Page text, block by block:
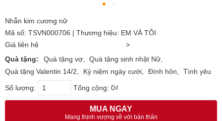
Nhẫn kim cương nữ
Mã số: TSVN000706 | Thương hiệu: EM VÀ TÔI
Giá liên hệ
>
Quà tặng:
Quà tặng vợ
Quà tặng sinh nhật Nữ
Quà tặng Valentin 14/2
Kỷ niệm ngày cưới Đính hôn Tình yêu
Số lượng: Tổng cộng: 0₫
MUA NGAY
Mang thịnh vượng về với bản thân